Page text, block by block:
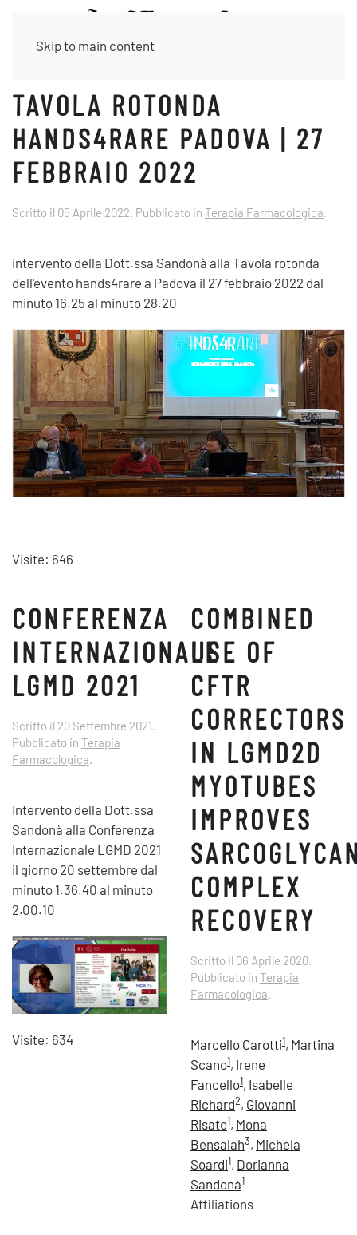
Skip to main content
TAVOLA ROTONDA
HANDS4RARE PADOVA | 27
FEBBRAIO 2022
Scritto il 05 Aprile 2022. Pubblicato in Terapia Farmacologica.
intervento della Dott.ssa Sandonà alla Tavola rotonda
dell'evento hands4rare a Padova il 27 febbraio 2022 dal
minuto 16.25 al minuto 28.20
Visite: 646
CONFERENZA
INTERNAZIONALE
LGMD 2021
Scritto il 20 Settembre 2021.
Pubblicato in Terapia
Farmacologica.
Intervento della Dott.ssa
Sandonà alla Conferenza
Internazionale LGMD 2021
il giorno 20 settembre dal
minuto 1.36.40 al minuto
2.00.10
Visite: 634
COMBINED
USE OF
CFTR
CORRECTORS
IN LGMD2D
MYOTUBES
IMPROVES
COMPLEX
RECOVERY
Scritto il 06 Aprile 2020.
Pubblicato in Terapia
Farmacologica.
Marcello Carotti1, Martina
Scano1, Irene
Fancello1, Isabelle
Richard2, Giovanni
Risato1, Mona
Bensalah3, Michela
Soardi1, Dorianna
Sandonà1
Affiliations